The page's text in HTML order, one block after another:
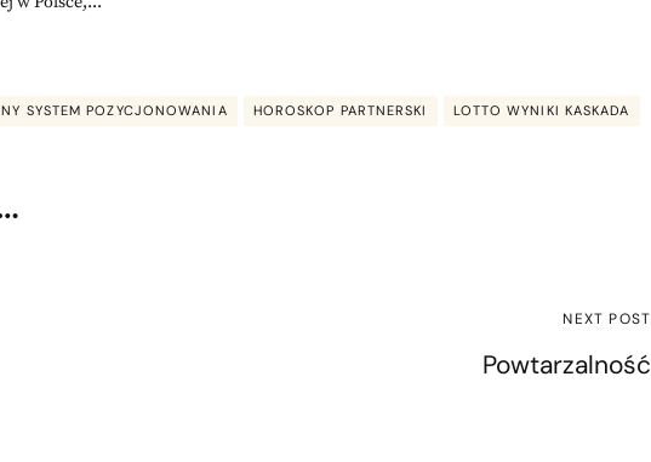
SYSTEM POZYCJONOWANIA HOROSKOP PARTNERSKI LOTTO WYNIKI KASKADA
NEXT POST
Powtarzalność